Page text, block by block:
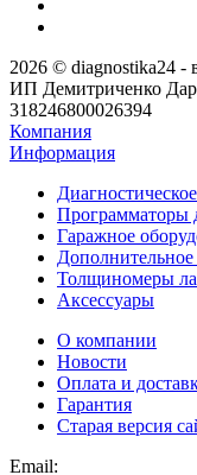
2026 © diagnostika24 -
ИП Демитриченко
318246800026394
Компания
Информация
Программаторы
Гаражное
Дополнительное
Толщиномеры
Аксессуары
О компании
Новости
Оплата и
Гарантия
Старая версия
Email: